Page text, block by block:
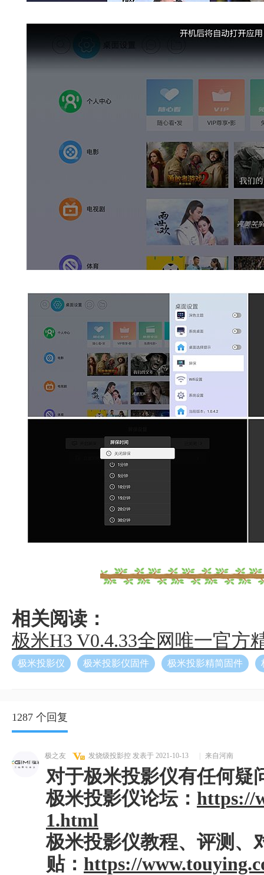
相关阅读：
极米H3 V0.4.33全网唯一官方
极米投影仪 极米投影仪固件 极米投影精简固件
1287 个回复
极之友 发烧级投影控 发表于 2021-10-13 来自河南
对于极米投影仪有任何疑
极米投影仪论坛： https://
1.html
极米投影仪教程、评测、
贴： https://